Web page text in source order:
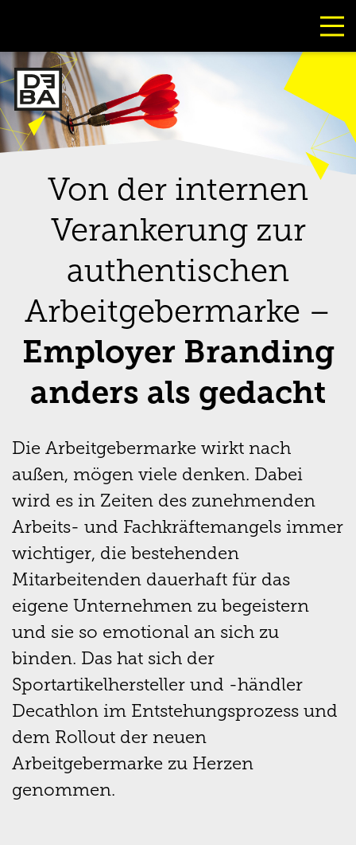
Bild
Von der internen
Verankerung zur
authentischen
Arbeitgebermarke –
Employer Branding
anders als gedacht
Die Arbeitgebermarke wirkt nach
außen, mögen viele denken. Dabei
wird es in Zeiten des zunehmenden
Arbeits- und Fachkräftemangels immer
wichtiger, die bestehenden
Mitarbeitenden dauerhaft für das
eigene Unternehmen zu begeistern
und sie so emotional an sich zu
binden. Das hat sich der
Sportartikelhersteller und -händler
Decathlon im Entstehungsprozess und
dem Rollout der neuen
Arbeitgebermarke zu Herzen
genommen.